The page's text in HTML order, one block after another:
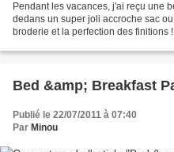
Pendant les vacances, j'ai reçu une
dedans un super joli accroche sac
broderie et la perfection des finitions
Bed &amp; Breakfast
Publié le 22/07/2011 à 07:40
Par Minou